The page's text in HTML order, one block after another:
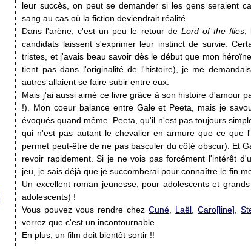
leur succès, on peut se demander si les gens seraient
sang au cas où la fiction deviendrait réalité.
Dans l'arène, c'est un peu le retour de Lord of the flies,
candidats laissent s'exprimer leur instinct de survie.
tristes, et j'avais beau savoir dès le début que mon
tient pas dans l'originalité de l'histoire), je me
autres allaient se faire subir entre eux.
Mais j'ai aussi aimé ce livre grâce à son histoire d'amour
!). Mon coeur balance entre Gale et Peeta, mais je
évoqués quand même. Peeta, qu'il n'est pas toujours
qui n'est pas autant le chevalier en armure que ce que
permet peut-être de ne pas basculer du côté obscur). Et
revoir rapidement. Si je ne vois pas forcément l'intérêt
jeu, je sais déjà que je succomberai pour connaître le fin
Un excellent roman jeunesse, pour adolescents et
adolescents) !
Vous pouvez vous rendre chezCuné Laël ,Caro[line] ,
verrez que c'est un incontournable.
En plus, un film doit bientôt sortir !!